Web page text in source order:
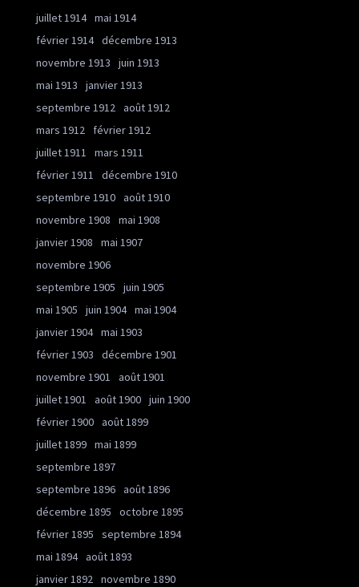
juillet 1914 mai 1914
février 1914 décembre 1913
novembre 1913
juin 1913
mai 1913
janvier 1913
septembre 1912 août 1912
mars 1912
février 1912
juillet 1911
mars 1911
février 1911
décembre 1910
septembre 1910 août 1910
novembre 1908
mai 1908
janvier 1908
mai 1907
novembre 1906
septembre 1905
juin 1905
mai 1905
juin 1904 mai 1904
janvier 1904 mai 1903
février 1903
décembre 1901
novembre 1901
août 1901
juillet 1901
août 1900 juin 1900
février 1900 août 1899
juillet 1899 mai 1899
septembre 1897
septembre 1896 août 1896
décembre 1895
octobre 1895
février 1895
septembre 1894
mai 1894 août 1893
janvier 1892 novembre 1890